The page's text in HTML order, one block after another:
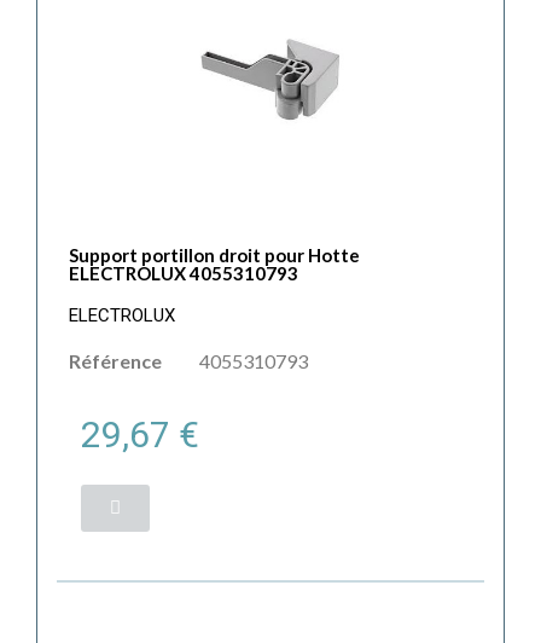
Support portillon droit pour Hotte
ELECTROLUX 4055310793
ELECTROLUX
Référence 4055310793
29,67 €